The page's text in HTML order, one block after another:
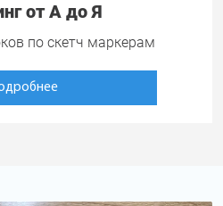
от А до Я
по скетч маркерам